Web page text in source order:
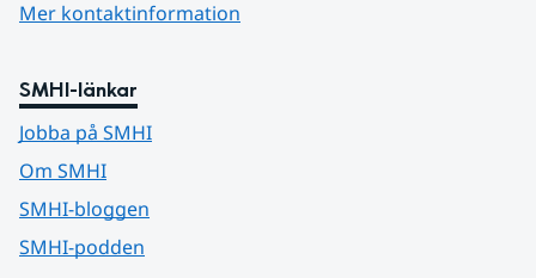
Mer kontaktinformation
SMHI-länkar
Jobba på SMHI
Om SMHI
SMHI-bloggen
SMHI-podden